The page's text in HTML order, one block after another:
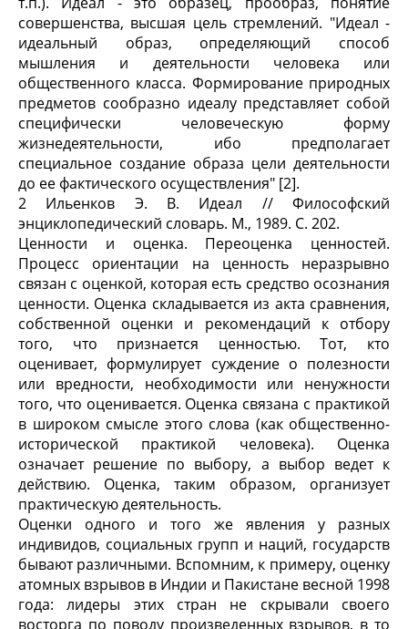
совершенства, высшая цель стремлений. "Идеал -
идеальный образ, определяющий способ
мышления и деятельности человека или
общественного класса. Формирование природных
предметов сообразно идеалу представляет собой
специфически человеческую форму
жизнедеятельности, ибо предполагает
специальное создание образа цели деятельности
до ее фактического осуществления" [2].
2 Ильенков Э. В. Идеал // Философский
энциклопедический словарь. М., 1989. С. 202.
Ценности и оценка. Переоценка ценностей.
Процесс ориентации на ценность неразрывно
связан с оценкой, которая есть средство осознания
ценности. Оценка складывается из акта сравнения,
собственной оценки и рекомендаций к отбору
того, что признается ценностью. Тот, кто
оценивает, формулирует суждение о полезности
или вредности, необходимости или ненужности
того, что оценивается. Оценка связана с практикой
в широком смысле этого слова (как общественно-
исторической практикой человека). Оценка
означает решение по выбору, а выбор ведет к
действию. Оценка, таким образом, организует
практическую деятельность.
Оценки одного и того же явления у разных
индивидов, социальных групп и наций, государств
бывают различными. Вспомним, к примеру, оценку
атомных взрывов в Индии и Пакистане весной 1998
года: лидеры этих стран не скрывали своего
восторга по поводу произведенных взрывов, в то